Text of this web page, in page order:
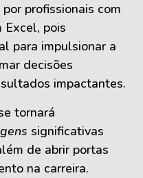
profissionais com
Excel, pois
para impulsionar a
decisões
impactantes.
tornará
significativas
de abrir portas
na carreira.